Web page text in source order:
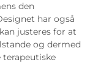
den
har også
justeres for at
og dermed